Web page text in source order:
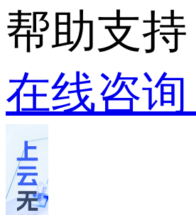
帮助支持
在线咨询